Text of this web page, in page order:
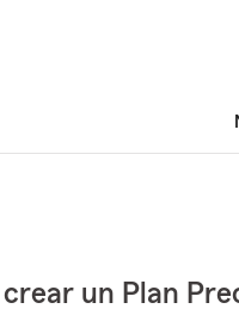
un Plan